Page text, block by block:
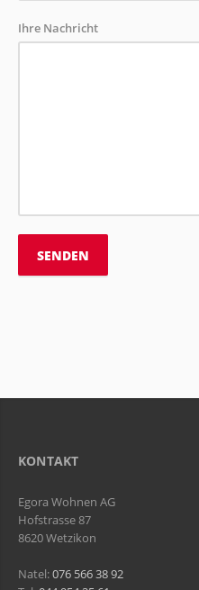
Ihre Nachricht
KONTAKT
Egora Wohnen AG
Hofstrasse 87
8620 Wetzikon
Natel:076 566 38 92